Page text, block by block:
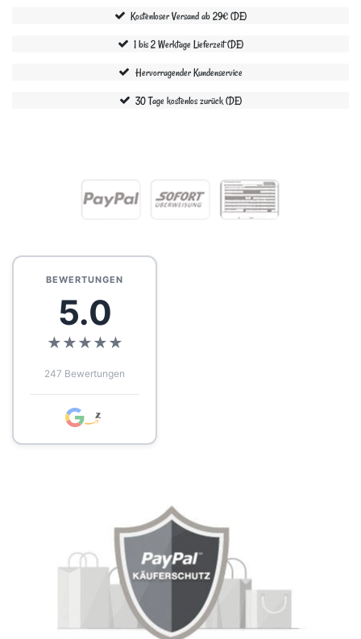
Kostenloser Versand ab 29€ (DE)
1 bis 2 Werktage Lieferzeit (DE)
Hervorragender Kundenservice
30 Tage kostenlos zurück (DE)
BEWERTUNGEN
5.0
★★★★★
247 Bewertungen